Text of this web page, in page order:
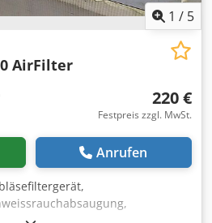
1 / 5
AirFilter
220 €
Festpreis zzgl. MwSt.
Anrufen